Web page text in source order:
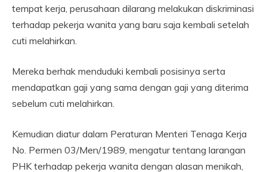
tempat kerja, perusahaan dilarang melakukan diskriminasi
terhadap pekerja wanita yang baru saja kembali setelah
cuti melahirkan.
Mereka berhak menduduki kembali posisinya serta
mendapatkan gaji yang sama dengan gaji yang diterima
sebelum cuti melahirkan.
Kemudian diatur dalam Peraturan Menteri Tenaga Kerja
No. Permen 03/Men/1989, mengatur tentang larangan
PHK terhadap pekerja wanita dengan alasan menikah,